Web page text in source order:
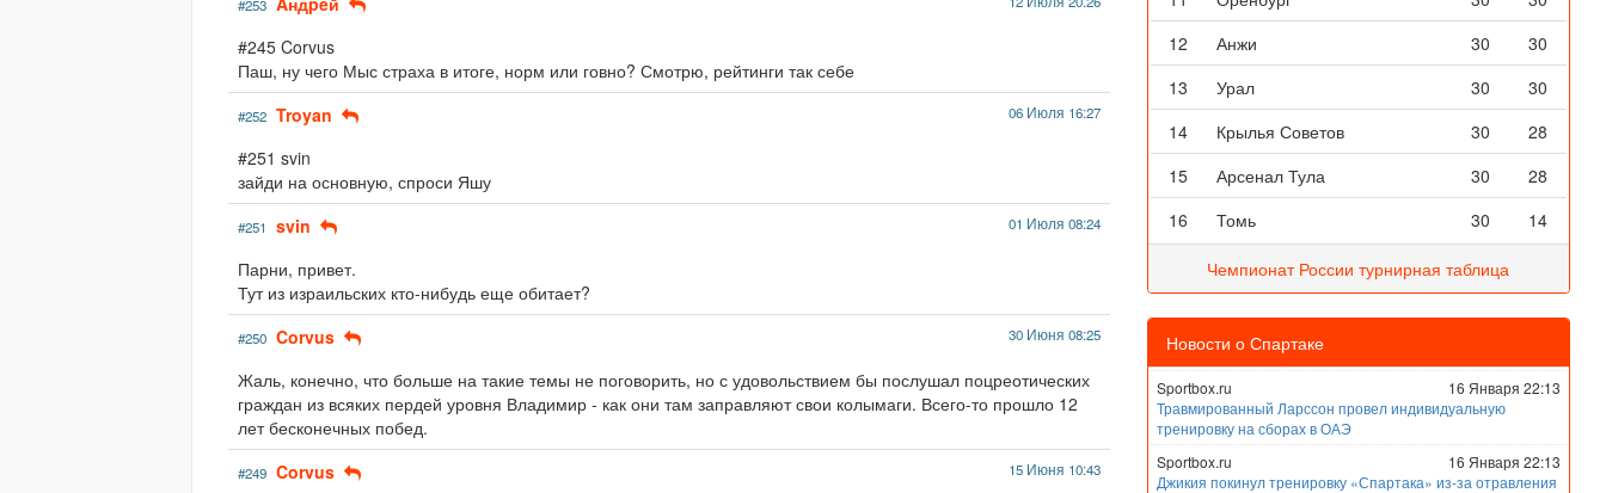
#253
#245 Corvus
Паш, ну чего Мыс страха в итоге, норм или говно? Смотрю, рейтинги так себе
#252 Troyan 06 Июля 16:27
#251 svin
зайди на основную, спроси Яшу
#251 svin 01 Июля 08:24
Парни, привет.
Тут из израильских кто-нибудь еще обитает?
#250 Corvus 30 Июня 08:25
Жаль, конечно, что больше на такие темы не поговорить, но с удовольствием бы послушал поцреотических
граждан из всяких пердей уровня Владимир - как они там заправляют свои колымаги. Всего-то прошло 12
лет бесконечных побед.
#249 Corvus 15 Июня 10:43
12
Анжи 30
30
13
Урал 30
30
14
Крылья Советов 30
28
15
Арсенал Тула 30
28
16
Томь 30 14
Чемпионат России турнирная таблица
Новости о Спартаке
Sportbox.ru
16 Января 22:13
Травмированный Ларссон провел индивидуальную
тренировку на сборах в ОАЭ
Sportbox.ru
16 Января 22:13
Джикия покинул тренировку «Спартака» из-за отравления